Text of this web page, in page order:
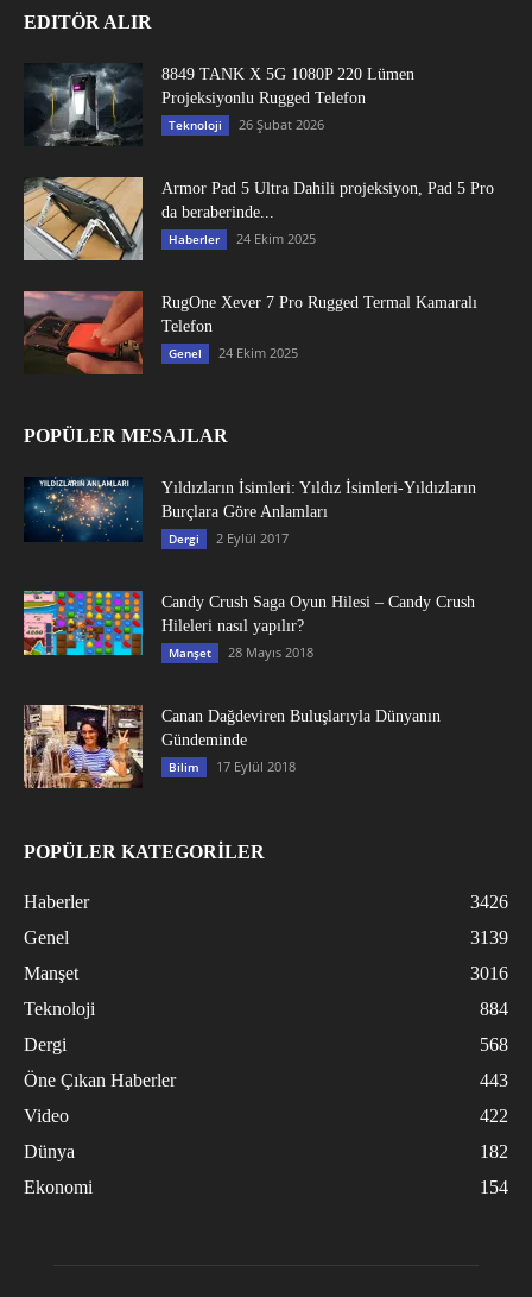
EDITÖR ALIR
8849 TANK X 5G 1080P 220 Lümen
Projeksiyonlu Rugged Telefon
Teknoloji 26 Şubat 2026
Armor Pad 5 Ultra Dahili projeksiyon, Pad 5 Pro
da beraberinde...
Haberler 24 Ekim 2025
RugOne Xever 7 Pro Rugged Termal Kamaralı
Telefon
Genel 24 Ekim 2025
POPÜLER MESAJLAR
Yıldızların İsimleri: Yıldız İsimleri-Yıldızların
Burçlara Göre Anlamları
Dergi 2 Eylül 2017
Candy Crush Saga Oyun Hilesi – Candy Crush
Hileleri nasıl yapılır?
Manşet 28 Mayıs 2018
Canan Dağdeviren Buluşlarıyla Dünyanın
Gündeminde
Bilim 17 Eylül 2018
POPÜLER KATEGORİLER
Haberler
3426
Genel
3139
Manşet
3016
Teknoloji
884
Dergi
568
Öne Çıkan Haberler
443
Video
422
Dünya
182
Ekonomi
154